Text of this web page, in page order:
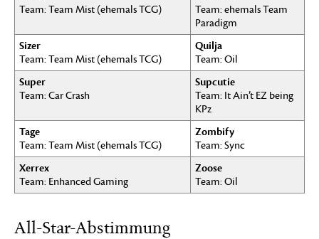
Team: Team Mist (ehemals TCG)
Team: ehemals Team
Paradigm
Sizer
Team: Team Mist (ehemals TCG)
Quilja
Team: Oil
Super
Team: Car Crash
Supcutie
Team: It Ain’t EZ being
KPz
Tage
Team: Team Mist (ehemals TCG)
Zombify
Team: Sync
Xerrex
Team: Enhanced Gaming
Zoose
Team: Oil
All-Star-Abstimmung